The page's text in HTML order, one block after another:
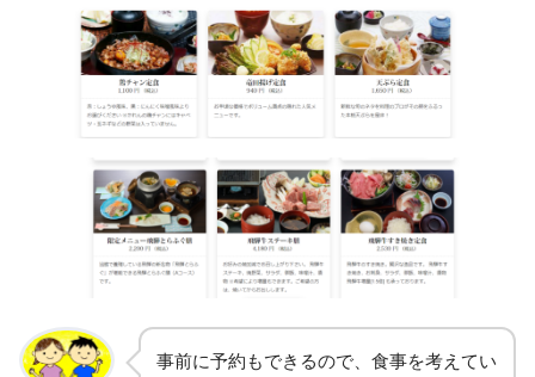
事前に予約もできるので、食事を考えてい